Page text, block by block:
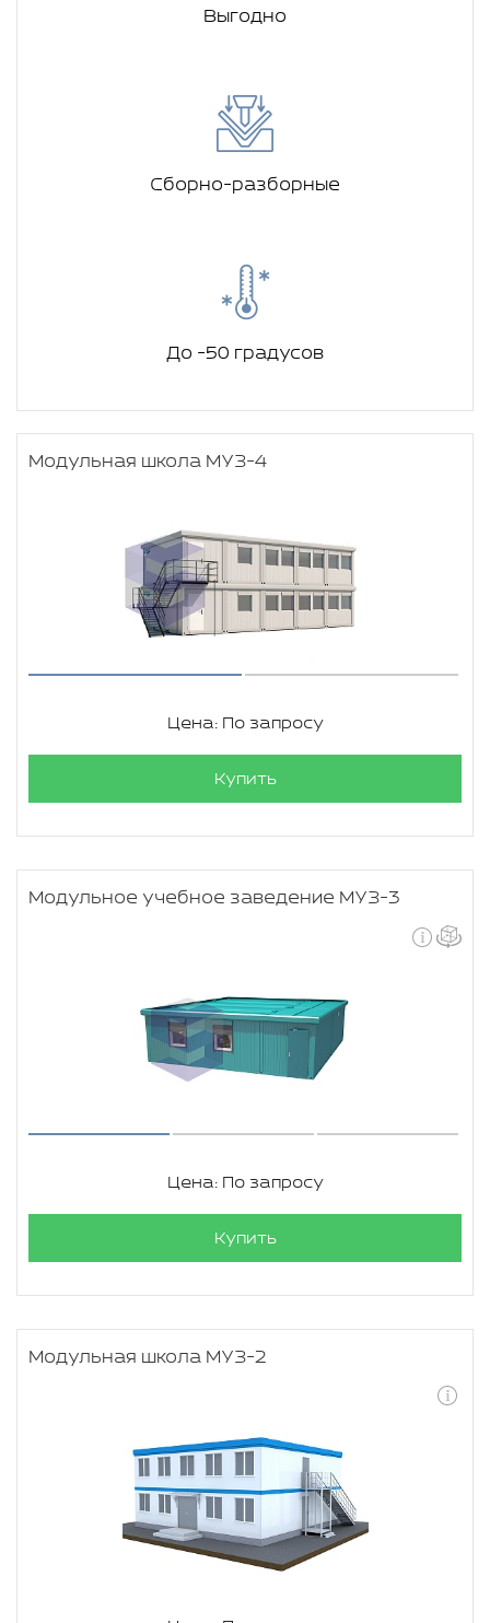
Выгодно
Сборно-разборные
До -50 градусов
Модульная школа МУЗ-4
Цена: По запросу
Купить
Модульное учебное заведение МУЗ-3
Цена: По запросу
Купить
Модульная школа МУЗ-2